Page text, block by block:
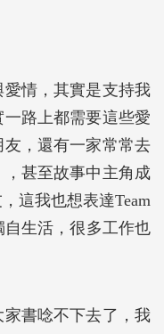
情，其實是支持我
路上都需要這些愛
，還有一家常常去
甚至故事中主角成
這我也想表達Team
生活，很多工作也
書唸不下去了，我